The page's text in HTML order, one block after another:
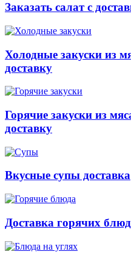
Заказать салат с
Холодные закуски из
доставку
Горячие закуски из
доставку
Вкусные супы доставка
Доставка горячих блюд